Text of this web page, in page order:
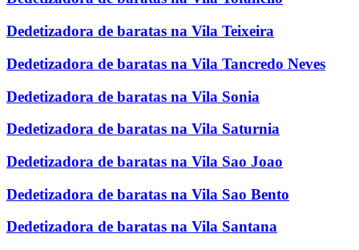
Dedetizadora de baratas na Vila Teixeira
Dedetizadora de baratas na Vila Tancredo Neves
Dedetizadora de baratas na Vila Sonia
Dedetizadora de baratas na Vila Saturnia
Dedetizadora de baratas na Vila Sao Joao
Dedetizadora de baratas na Vila Sao Bento
Dedetizadora de baratas na Vila Santana